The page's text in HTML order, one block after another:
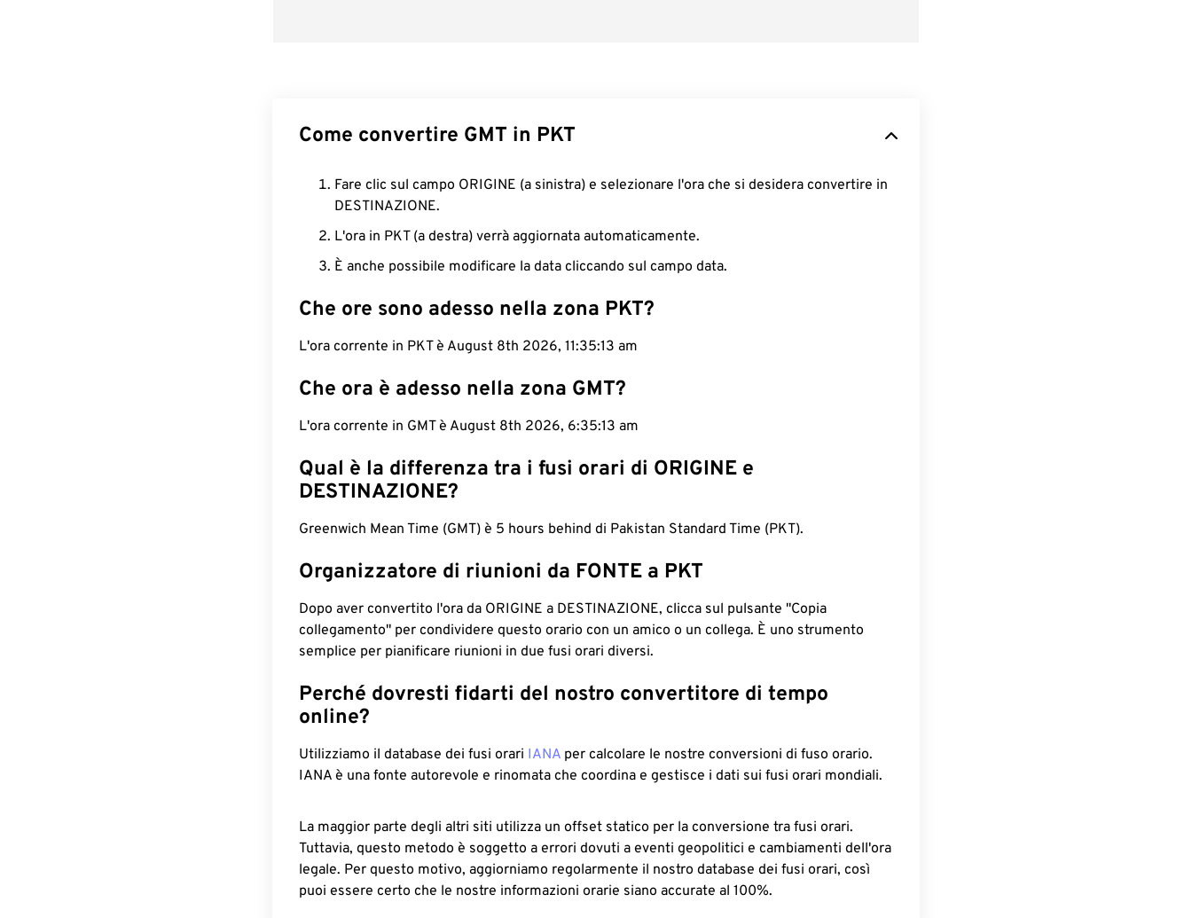
Come convertire GMT in PKT
Fare clic sul campo ORIGINE (a sinistra) e selezionare l'ora che si desidera convertire in
DESTINAZIONE.
L'ora in PKT (a destra) verrà aggiornata automaticamente.
È anche possibile modificare la data cliccando sul campo data.
Che ore sono adesso nella zona PKT?
L'ora corrente in PKT è August 8th 2026, 11:35:14 am
Che ora è adesso nella zona GMT?
L'ora corrente in GMT è August 8th 2026, 6:35:14 am
Qual è la differenza tra i fusi orari di ORIGINE e
DESTINAZIONE?
Greenwich Mean Time (GMT) è 5 hours behind di Pakistan Standard Time (PKT).
Organizzatore di riunioni da FONTE a PKT
Dopo aver convertito l'ora da ORIGINE a DESTINAZIONE, clicca sul pulsante "Copia
collegamento" per condividere questo orario con un amico o un collega. È uno strumento
semplice per pianificare riunioni in due fusi orari diversi.
Perché dovresti fidarti del nostro convertitore di tempo
online?
Utilizziamo il database dei fusi orari IANA per calcolare le nostre conversioni di fuso orario.
IANA è una fonte autorevole e rinomata che coordina e gestisce i dati sui fusi orari mondiali.
La maggior parte degli altri siti utilizza un offset statico per la conversione tra fusi orari.
Tuttavia, questo metodo è soggetto a errori dovuti a eventi geopolitici e cambiamenti dell'ora
legale. Per questo motivo, aggiorniamo regolarmente il nostro database dei fusi orari, così
puoi essere certo che le nostre informazioni orarie siano accurate al 100%.